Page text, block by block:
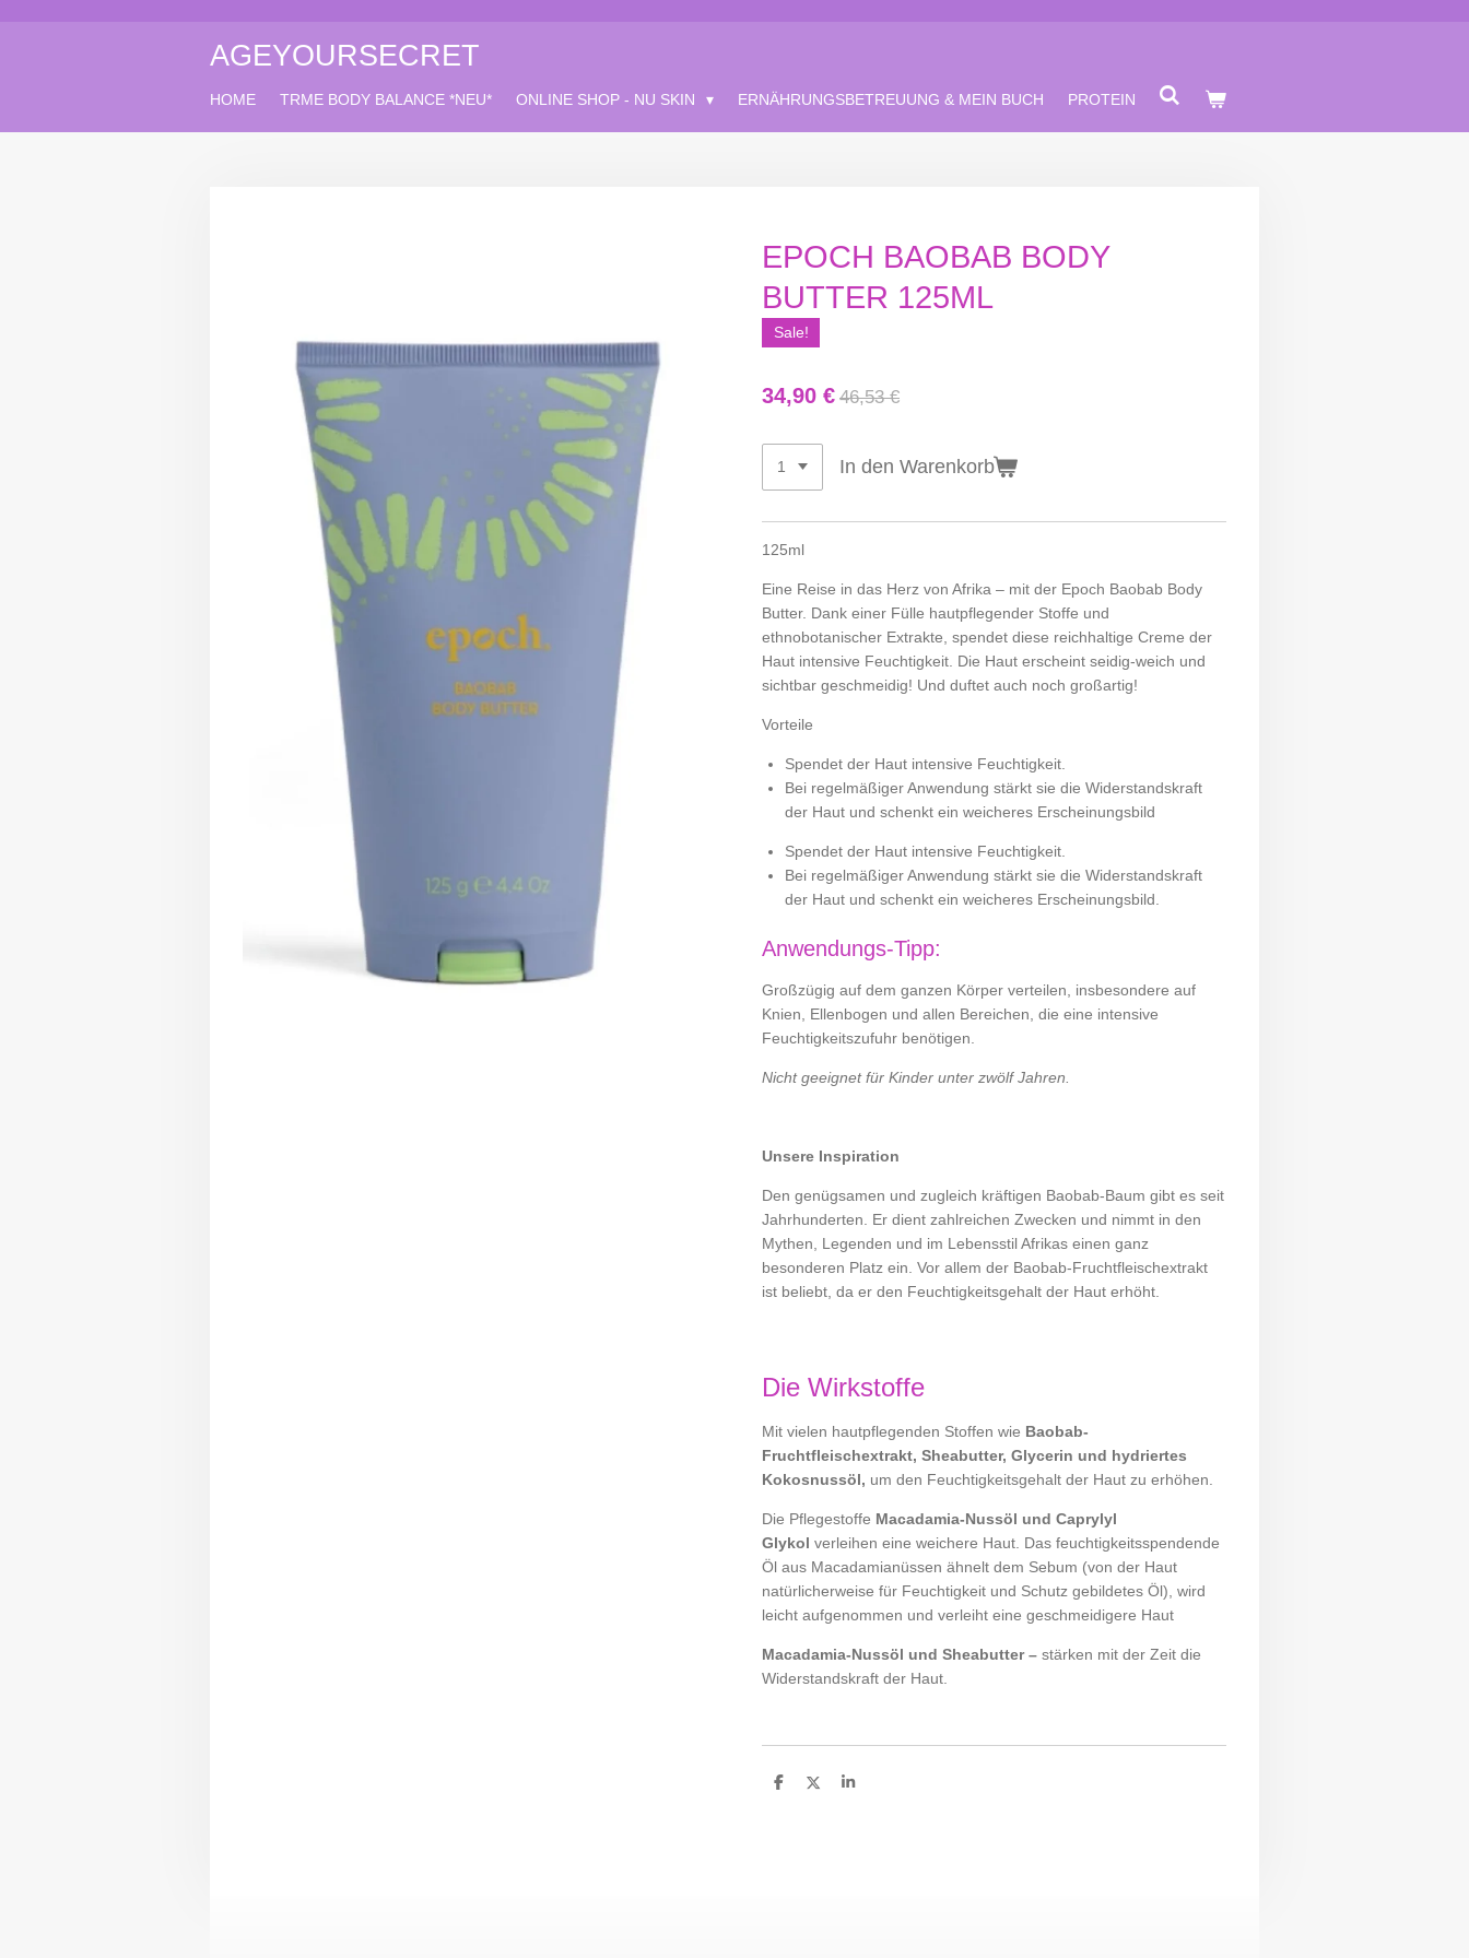
AGEYOURSECRET
HOME TRME BODY BALANCE *NEU* ONLINE SHOP - NU SKIN ERNÄHRUNGSBETREUUNG & MEIN BUCH PROTEIN
EPOCH BAOBAB BODY
BUTTER 125ML
Sale!
34,90 € 46,53 €
In den Warenkorb
125ml
Eine Reise in das Herz von Afrika – mit der Epoch Baobab Body
Butter. Dank einer Fülle hautpflegender Stoffe und
ethnobotanischer Extrakte, spendet diese reichhaltige Creme der
Haut intensive Feuchtigkeit. Die Haut erscheint seidig-weich und
sichtbar geschmeidig! Und duftet auch noch großartig!
Vorteile
Spendet der Haut intensive Feuchtigkeit.
Bei regelmäßiger Anwendung stärkt sie die Widerstandskraft
der Haut und schenkt ein weicheres Erscheinungsbild
Spendet der Haut intensive Feuchtigkeit.
Bei regelmäßiger Anwendung stärkt sie die Widerstandskraft
der Haut und schenkt ein weicheres Erscheinungsbild.
Anwendungs-Tipp:
Großzügig auf dem ganzen Körper verteilen, insbesondere auf
Knien, Ellenbogen und allen Bereichen, die eine intensive
Feuchtigkeitszufuhr benötigen.
Nicht geeignet für Kinder unter zwölf Jahren.
Unsere Inspiration
Den genügsamen und zugleich kräftigen Baobab-Baum gibt es seit
Jahrhunderten. Er dient zahlreichen Zwecken und nimmt in den
Mythen, Legenden und im Lebensstil Afrikas einen ganz
besonderen Platz ein. Vor allem der Baobab-Fruchtfleischextrakt
ist beliebt, da er den Feuchtigkeitsgehalt der Haut erhöht.
Die Wirkstoffe
Mit vielen hautpflegenden Stoffen wie Baobab-
Fruchtfleischextrakt, Sheabutter, Glycerin und hydriertes
Kokosnussöl, um den Feuchtigkeitsgehalt der Haut zu erhöhen.
Die Pflegestoffe Macadamia-Nussöl und Caprylyl
Glykol verleihen eine weichere Haut. Das feuchtigkeitsspendende
Öl aus Macadamianüssen ähnelt dem Sebum (von der Haut
natürlicherweise für Feuchtigkeit und Schutz gebildetes Öl), wird
leicht aufgenommen und verleiht eine geschmeidigere Haut
Macadamia-Nussöl und Sheabutter – stärken mit der Zeit die
Widerstandskraft der Haut.
T
T
T